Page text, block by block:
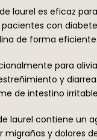
laurel es eficaz
con
de forma
para
y
de intestino
laurel contiene un
migrañas y dolores